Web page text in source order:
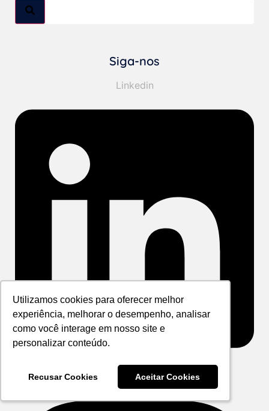
Utilizamos cookies para oferecer melhor
experiência, melhorar o desempenho, analisar
como você interage em nosso site e
personalizar conteúdo.
Recusar Cookies Aceitar Cookies
Utilizamos cookies para oferecer melhor
experiência, melhorar o desempenho, analisar
como você interage em nosso site e
personalizar conteúdo.
Recusar Cookies Aceitar Cookies
Siga-nos
Linkedin
Instagram